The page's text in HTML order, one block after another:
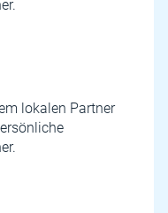
lokalen Partner